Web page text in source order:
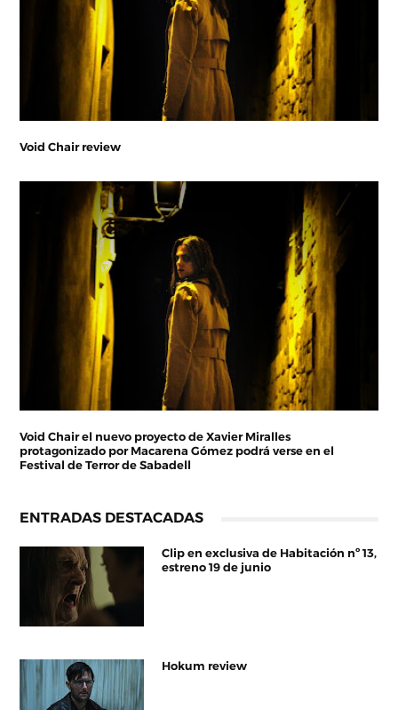
Void Chair review
Void Chair el nuevo proyecto de Xavier Miralles
protagonizado por Macarena Gómez podrá verse en el
Festival de Terror de Sabadell
ENTRADAS DESTACADAS
Clip en exclusiva de Habitación nº 13,
estreno 19 de junio
Hokum review